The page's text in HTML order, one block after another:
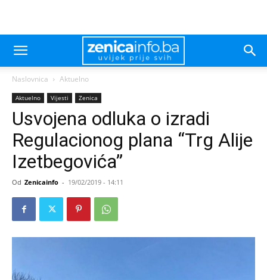
Naslovnica Aktuelno
Aktuelno Vijesti Zenica
Usvojena odluka o izradi
Regulacionog plana “Trg Alije
Izetbegovića”
Od Zenicainfo - 19/02/2019 - 14:11